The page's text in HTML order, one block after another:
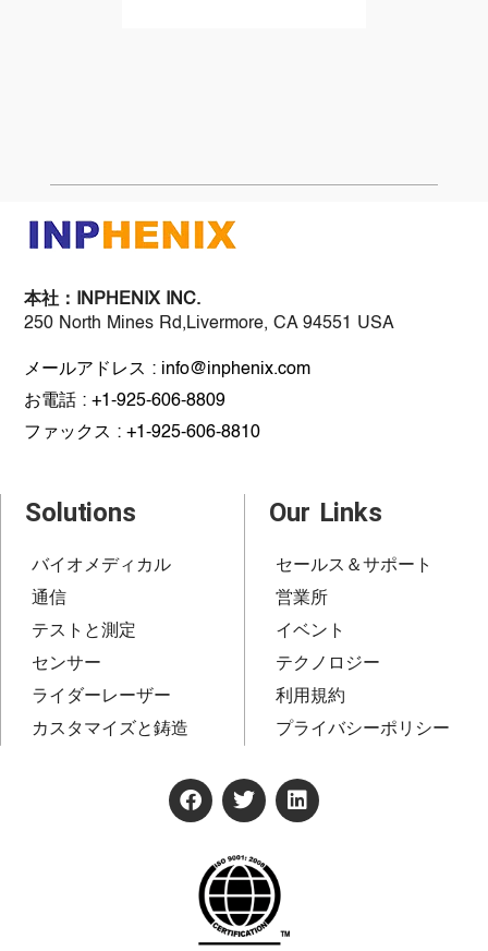
本社：
INPHENIX INC.
250 North Mines Rd,Livermore, CA 94551 USA
メールアドレス : info@inphenix.com
お電話 : +1-925-606-8809
ファックス : +1-925-606-8810
Solutions
バイオメディカル
通信
テストと測定
センサー
ライダーレーザー
カスタマイズと鋳造
Our Links
セールス＆サポート
営業所
イベント
テクノロジー
利用規約
プライバシーポリシー